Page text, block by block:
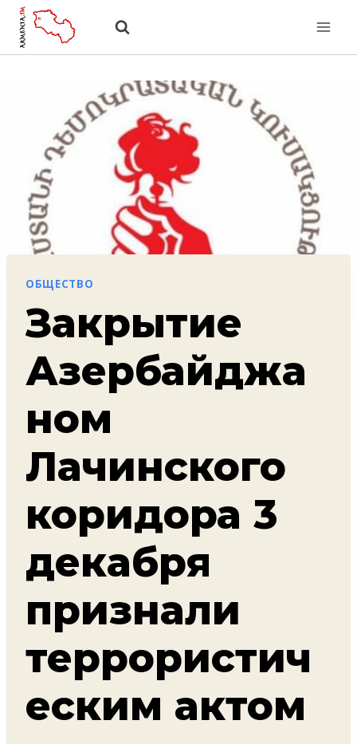
Перейти
ОБЩЕСТВО
Закрытие
Азербайджа
ном
Лачинского
коридора 3
декабря
признали
террористич
еским актом